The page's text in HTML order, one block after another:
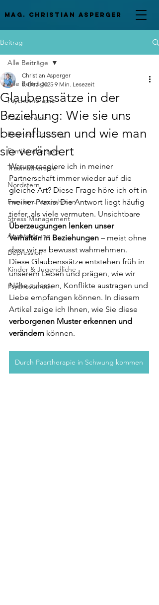
mag. Christian asperger
Beitrag
Alle Beiträge
Psychotherapie
Paartherapie
Business Coaching
Familientherapie
Traumatherapie
Nordstern
Familienunternehmen
Stress Management
Angststörung
Depression
Kinder & Jugendliche
Psychosomatik
Alle Beiträge
Glaubenssätze in der
Beziehung: Wie sie uns
beeinflussen und wie man
sie verändert
Christian Asperger
8. Dez. 2025 9 Min. Lesezeit
Warum reagiere ich in meiner
Partnerschaft immer wieder auf die
gleiche Art? Diese Frage höre ich oft in
meiner Praxis. Die Antwort liegt häufig
tiefer, als viele vermuten. Unsichtbare
Überzeugungen lenken unser
Verhalten in Beziehungen – meist ohne
dass wir es bewusst wahrnehmen.
Diese Glaubenssätze entstehen früh in
unserem Leben und prägen, wie wir
Nähe zulassen, Konflikte austragen und
Liebe empfangen können. In diesem
Artikel zeige ich Ihnen, wie Sie diese
verborgenen Muster erkennen und
verändern können.
Durch Paartherapie in Schwung kommen